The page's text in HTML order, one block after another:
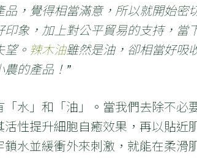
，覺得相當滿意，所以就開始密
象，加上對公平貿易的支持，當
。 辣木油雖然是油，卻相當好吸
的產品！”
水」和「油」。當我們去除不必
性提升細胞自癒效果，再以貼近
水並緩衝外來刺激，就能在柔滑